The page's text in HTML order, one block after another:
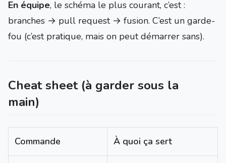
En équipe, le schéma le plus courant, c’est :
branches → pull request → fusion. C’est un garde-
fou (c’est pratique, mais on peut démarrer sans).
Cheat sheet (à garder sous la
main)
Commande À quoi ça sert